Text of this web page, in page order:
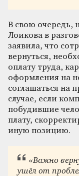
В свою очередь,
Лоикова в
заявила, что
вернуться,
оплату труда,
оформления на
соглашаться на
случае, если
побудившие
плату,
иную позицию.
«Важно
ушёл от